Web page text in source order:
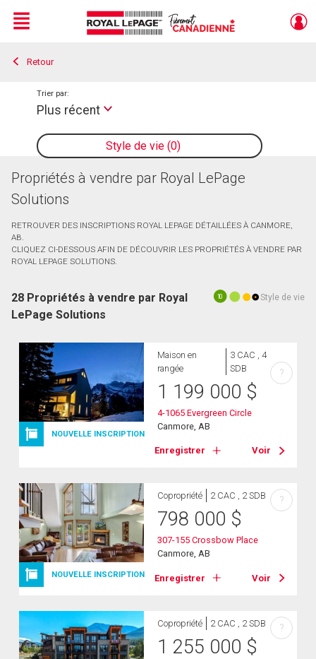
Live
En Direct
Menu
Retour
Style de vie 0
Trier par:
Plus récent
Propriétés à vendre par Royal LePage
Solutions
RETROUVER DES INSCRIPTIONS ROYAL LEPAGE DÉTAILLÉES À CANMORE,
AB.
CLIQUEZ CI-DESSOUS AFIN DE DÉCOUVRIR LES PROPRIÉTÉS À VENDRE PAR
ROYAL LEPAGE SOLUTIONS.
10 Style de vie
28 Propriétés à vendre par Royal
LePage Solutions
NOUVELLE INSCRIPTION
Maison en
rangée
3 CAC , 4
SDB
1 199 000 $
4-1065 Evergreen Circle
Canmore, AB
Enregistrer Voir
?
NOUVELLE INSCRIPTION
Copropriété 2 CAC , 2 SDB
798 000 $
307-155 Crossbow Place
Canmore, AB
Enregistrer Voir
?
Copropriété 2 CAC , 2 SDB
1 255 000 $
?